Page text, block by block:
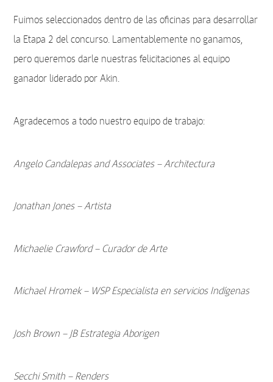
Fuimos seleccionados dentro de las oficinas para desarrollar
la Etapa 2 del concurso. Lamentablemente no ganamos,
pero queremos darle nuestras felicitaciones al equipo
ganador liderado por Akin.
Agradecemos a todo nuestro equipo de trabajo:
Angelo Candalepas and Associates – Architectura
Jonathan Jones – Artista
Michaelie Crawford – Curador de Arte
Michael Hromek – WSP Especialista en servicios Indígenas
Josh Brown – JB Estrategia Aborigen
Secchi Smith – Renders